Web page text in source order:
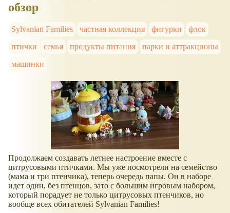
обзор
Sylvanian Families частная коллекция фигурки
флок
птички
семья продукты питания
парки и аттракционы
машинки
Продолжаем создавать летнее настроение вместе с
цитрусовыми птичками. Мы уже посмотрели на семейство
(мама и три птенчика), теперь очередь папы. Он в наборе
идет один, без птенцов, зато с большим игровым набором,
который порадует не только цитрусовых птенчиков, но
вообще всех обитателей Sylvanian Families!